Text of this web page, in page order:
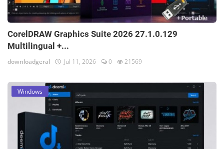
CorelDRAW Graphics Suite 2026 27.1.0.129
Multilingual +...
downloadgeral Jul 11, 2026 0 21569
Windows